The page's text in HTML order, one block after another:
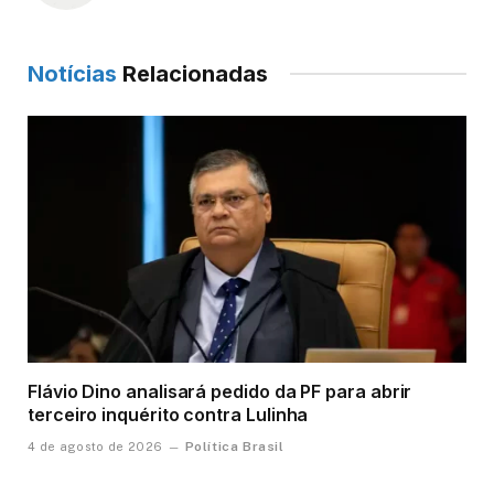
Notícias Relacionadas
Flávio Dino analisará pedido da PF para abrir
terceiro inquérito contra Lulinha
4 de agosto de 2026 Política Brasil